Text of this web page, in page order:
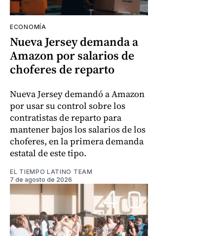
ECONOMÍA
Nueva Jersey demanda a
Amazon por salarios de
choferes de reparto
Nueva Jersey demandó a Amazon
por usar su control sobre los
contratistas de reparto para
mantener bajos los salarios de los
choferes, en la primera demanda
estatal de este tipo.
EL TIEMPO LATINO TEAM
7 de agosto de 2026